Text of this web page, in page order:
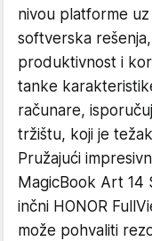
nivou platforme
softverska
produktivnost i
tanke
računare,
tržištu, koji je
Pružajući
MagicBook Art 14
inčni HONOR
može pohvaliti